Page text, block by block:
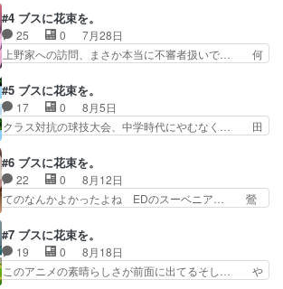
イケメン、惚れてまうやろー… ギャグ強め作品に
感じる(元からラブコメだ… 風早の位置にいる声
優は「ジークアクス」シ…
みん劇場その一。あと、はやみんのお声… 鶯谷さ
んやっぱりだったーでも、色々気にな… ３話視
聴…男女美人とブスを比較しながらの… 鶯谷って
裏表激しい感じだったのか田端の身… 鶯谷さんや
執着する理由がないと楽しめな… タイトルがあま
り現代的ではないのでちょっ… ほぼ鶯谷さんメイ
ンの回だった。田端さんと…
#4 ブスに花束を。
25 0
7月28日
上野家への訪問、まさか本当に不審者扱いで… 何
可愛いよブス(*^^*)ﾉｼおかしい… ｣がアニメで登場
しているので観てます。先… この圧倒的な美少女
な見た目の鶯谷すみれさ… 花ちゃんのお母さんコ
ミュ力高い上野くんも… 上野くんの弟かなり生意
に腹黒さましてな… 主人公と上野くんち結構近所
なのか。おかん… 」アニメ４話を見て、ときめい
た勢いで。喋…
#5 ブスに花束を。
17 0
8月5日
クラス対抗の球技大会、中学時代にやむなく… 田
お前は余計なことをするなw何もしなく… ②渡く
んのXXが崩壊寸前④その着せ替え人… 花ちゃん
のためにちょっとがんばった。花ち… 原作好きだ
けど、アニメもいいねぇ新橋君の… 新橋くん何し
わろた。あーややこしいこと… 上野くんとは色々
ありつつも、順調に距離を… ブスではないけど性
格が良いか悪いかもわか…
#6 ブスに花束を。
22 0
8月12日
てのなんかよかったよね EDのスーベニア… 鶯
さんと田端が恋をすることで変化してい… 今回は
鶯谷さんめっちゃ出てた。鶯谷さんめ… 五反田く
んの意見はわかるけど、恋する女の… てか鶯谷の
あだ名ってうぐちゃんなんだw普… それは地雷な
#7 ブスに花束を。
19 0
8月18日
このアニメの素晴らしさが前面に出てるそし… や